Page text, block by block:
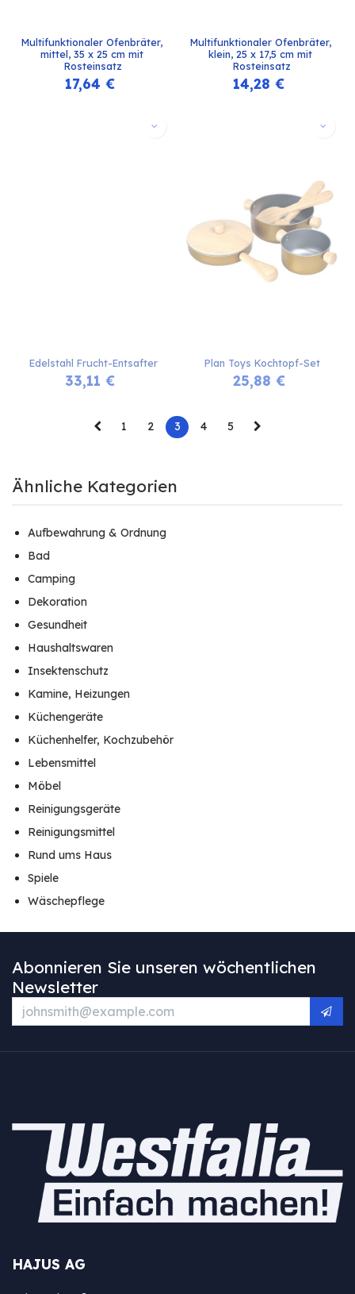
Multifunktionaler Ofenbräter,
mittel, 35 x 25 cm mit
Rosteinsatz
17,64 €
Multifunktionaler Ofenbräter,
klein, 25 x 17,5 cm mit
Rosteinsatz
14,28 €
Edelstahl Frucht-Entsafter
33,11 €
Plan Toys Kochtopf-Set
25,88 €
1 2 3 4 5
Ähnliche Kategorien
Aufbewahrung & Ordnung
Bad
Camping
Dekoration
Gesundheit
Haushaltswaren
Insektenschutz
Kamine, Heizungen
Küchengeräte
Küchenhelfer, Kochzubehör
Lebensmittel
Möbel
Reinigungsgeräte
Reinigungsmittel
Rund ums Haus
Spiele
Wäschepflege
Abonnieren Sie unseren wöchentlichen
Newsletter
HAJUS AG